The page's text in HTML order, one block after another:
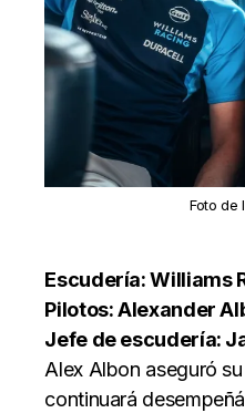
Foto de
Escudería: Williams
Pilotos: Alexander
Jefe de escudería:
Alex Albon aseguró
continuará